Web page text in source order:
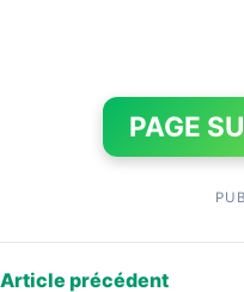
PAGE
Article précédent